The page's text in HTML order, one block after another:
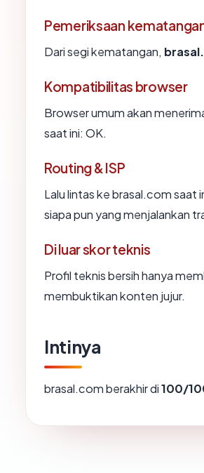
Pemeriksaan
Dari segi kematangan,
Kompatibilitas browser
Browser umum akan
saat ini: OK.
Routing & ISP
Lalu lintas ke brasal.com
siapa pun yang menjalankan
Di luar skor teknis
Profil teknis bersih hanya
membuktikan konten jujur.
Intinya
brasal.com berakhir di100/